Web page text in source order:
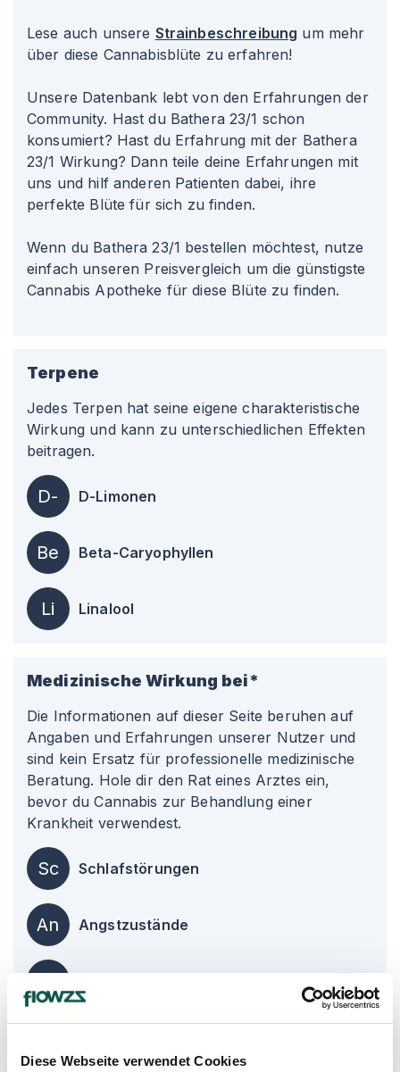
Diese Webseite verwendet Cookies
Lese auch unsere Strainbeschreibung um mehr
über diese Cannabisblüte zu erfahren!
Unsere Datenbank lebt von den Erfahrungen der
Community. Hast du Bathera 23/1 schon
konsumiert? Hast du Erfahrung mit der Bathera
23/1 Wirkung? Dann teile deine Erfahrungen mit
uns und hilf anderen Patienten dabei, ihre
perfekte Blüte für sich zu finden.
Wenn du Bathera 23/1 bestellen möchtest, nutze
einfach unseren Preisvergleich um die günstigste
Cannabis Apotheke für diese Blüte zu finden.
Terpene
Jedes Terpen hat seine eigene charakteristische
Wirkung und kann zu unterschiedlichen Effekten
beitragen.
D- D-Limonen
Be Beta-Caryophyllen
Li Linalool
Medizinische Wirkung bei*
Die Informationen auf dieser Seite beruhen auf
Angaben und Erfahrungen unserer Nutzer und
sind kein Ersatz für professionelle medizinische
Beratung. Hole dir den Rat eines Arztes ein,
bevor du Cannabis zur Behandlung einer
Krankheit verwendest.
Sc Schlafstörungen
An Angstzustände
Über diesen Strain: Permanent Marker